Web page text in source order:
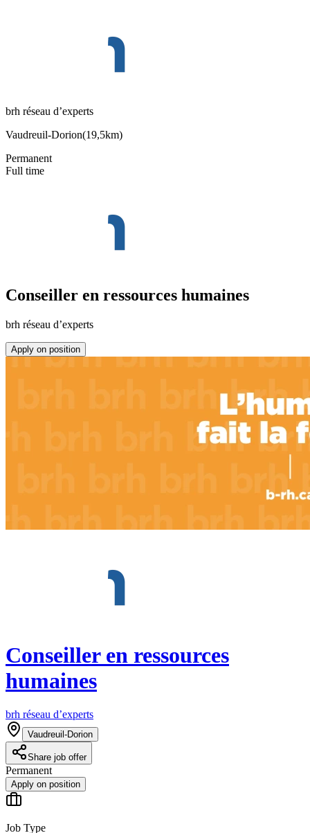
brh réseau d’experts
Vaudreuil-Dorion(19,5km)
Permanent
Full time
Conseiller en ressources humaines
brh réseau d’experts
Apply on position
Conseiller en ressources
humaines
brh réseau d’experts
Vaudreuil-Dorion
Share job offer
Permanent
Apply on position
Job Type